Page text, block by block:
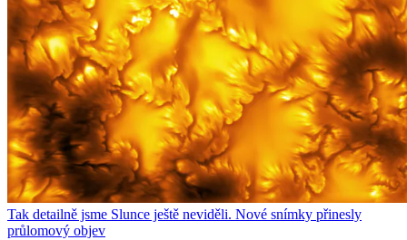
Tak detailně jsme Slunce ještě neviděli. Nové snímky přinesly
průlomový objev